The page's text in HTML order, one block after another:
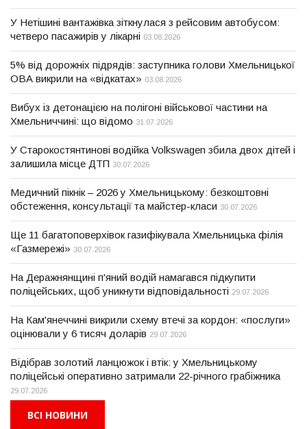
У Нетішині вантажівка зіткнулася з рейсовим автобусом:
четверо пасажирів у лікарні 03.08.2026
5% від дорожніх підрядів: заступника голови Хмельницької
ОВА викрили на «відкатах» 03.08.2026
Вибух із детонацією на полігоні військової частини на
Хмельниччині: що відомо 31.07.2026
У Старокостянтинові водійка Volkswagen збила двох дітей і
залишила місце ДТП 30.07.2026
Медичний пікнік – 2026 у Хмельницькому: безкоштовні
обстеження, консультації та майстер-класи 30.07.2026
Ще 11 багатоповерхівок газифікувала Хмельницька філія
«Газмережі» 30.07.2026
На Деражнянщині п'яний водій намагався підкупити
поліцейських, щоб уникнути відповідальності 29.07.2026
На Кам'янеччині викрили схему втечі за кордон: «послуги»
оцінювали у 6 тисяч доларів 29.07.2026
Відібрав золотий ланцюжок і втік: у Хмельницькому
поліцейські оперативно затримали 22-річного грабіжника
29.07.2026
ВСІ НОВИНИ